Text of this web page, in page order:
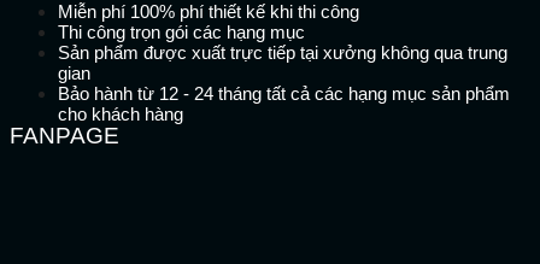
Miễn phí 100% phí thiết kế khi thi công
Thi công trọn gói các hạng mục
Sản phẩm được xuất trực tiếp tại xưởng không qua trung
gian
Bảo hành từ 12 - 24 tháng tất cả các hạng mục sản phẩm
cho khách hàng
FANPAGE